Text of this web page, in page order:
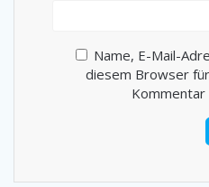
Name, E-Mail-
diesem Browser
Kommentar